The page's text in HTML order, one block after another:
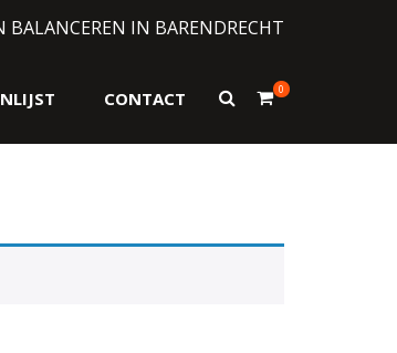
BALANCEREN IN BARENDRECHT
CONTACT
Toon
0